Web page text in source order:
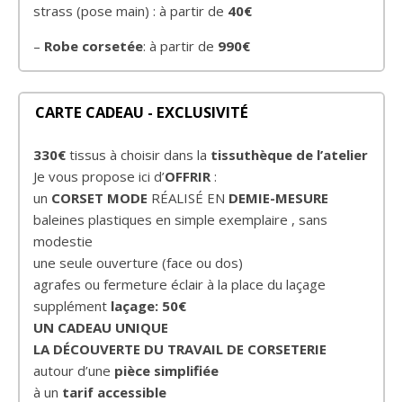
strass (pose main) : à partir de 40€
– Robe corsetée: à partir de 990€
CARTE CADEAU - EXCLUSIVITÉ
330€ tissus à choisir dans la tissuthèque de l’atelier
Je vous propose ici d’OFFRIR :
un CORSET MODE RÉALISÉ EN DEMIE-MESURE
baleines plastiques en simple exemplaire , sans
modestie
une seule ouverture (face ou dos)
agrafes ou fermeture éclair à la place du laçage
supplément laçage: 50€
UN CADEAU UNIQUE
LA DÉCOUVERTE DU TRAVAIL DE CORSETERIE
autour d’une pièce simplifiée
à un tarif accessible